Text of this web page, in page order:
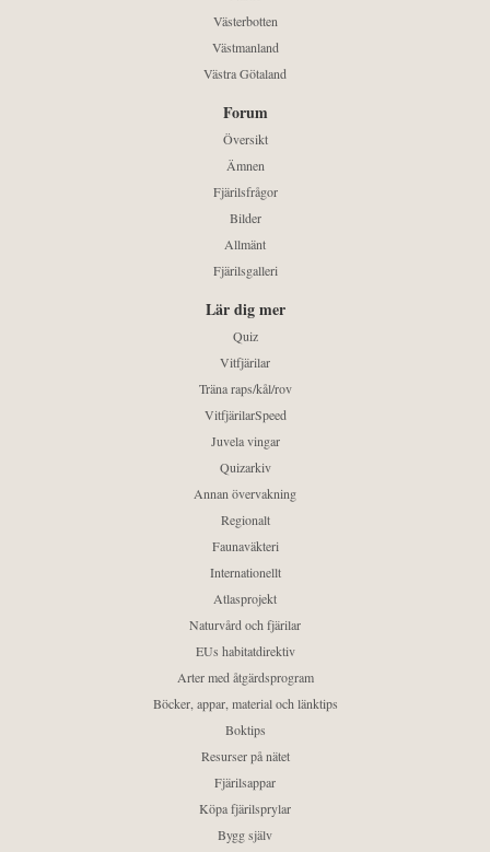
Västerbotten
Västmanland
Västra Götaland
Forum
Översikt
Ämnen
Fjärilsfrågor
Bilder
Allmänt
Fjärilsgalleri
Lär dig mer
Quiz
Vitfjärilar
Träna raps/kål/rov
VitfjärilarSpeed
Juvela vingar
Quizarkiv
Annan övervakning
Regionalt
Faunaväkteri
Internationellt
Atlasprojekt
Naturvård och fjärilar
EUs habitatdirektiv
Arter med åtgärdsprogram
Böcker, appar, material och länktips
Boktips
Resurser på nätet
Fjärilsappar
Köpa fjärilsprylar
Bygg själv